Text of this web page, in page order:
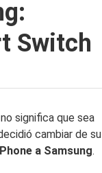
Switch
significa que sea
cambiar de su
a Samsung.